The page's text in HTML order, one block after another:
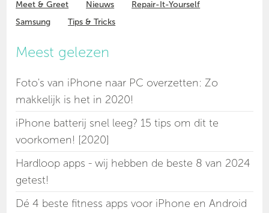
Meet & Greet
Nieuws
Repair-It-Yourself
Samsung
Tips & Tricks
Meest gelezen
Foto's van iPhone naar PC overzetten: Zo
makkelijk is het in 2020!
iPhone batterij snel leeg? 15 tips om dit te
voorkomen! [2020]
Hardloop apps - wij hebben de beste 8 van 2024
getest!
Dé 4 beste fitness apps voor iPhone en Android